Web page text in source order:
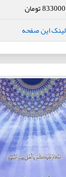
833000تومان
لینک این صفحه